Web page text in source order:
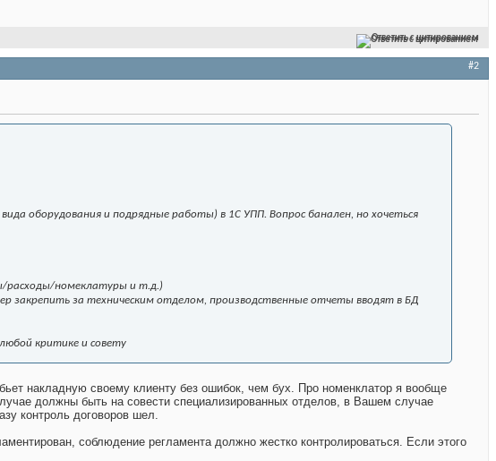
Ответить с цитированием
#2
оборудования и подрядные работы) в 1С УПП. Вопрос банален, но хочеться
расходы/номеклатуры и т.д.)
закрепить за техническим отделом, производственные отчеты вводят в БД
критике и совету
накладную своему клиенту без ошибок, чем бух. Про номенклатор я вообще
должны быть на совести специализированных отделов, в Вашем случае
контроль договоров шел.
соблюдение регламента должно жестко контролироваться. Если этого